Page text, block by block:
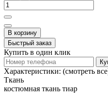
В корзину
Быстрый заказ
Купить в один клик
Характеристики: (смотреть
Ткань
костюмная ткань тиар